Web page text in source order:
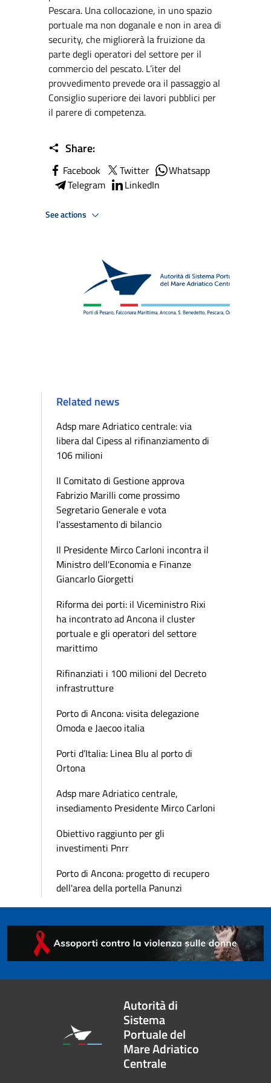
Pescara. Una collocazione, in uno spazio
portuale ma non doganale e non in area di
security, che migliorerà la fruizione da
parte degli operatori del settore per il
commercio del pescato. L’iter del
provvedimento prevede ora il passaggio al
Consiglio superiore dei lavori pubblici per
il parere di competenza.
Share:
Facebook Twitter
Whatsapp
Telegram
LinkedIn
See actions
Related news
Adsp mare Adriatico centrale: via
libera dal Cipess al rifinanziamento di
106 milioni
Il Comitato di Gestione approva
Fabrizio Marilli come prossimo
Segretario Generale e vota
l'assestamento di bilancio
Il Presidente Mirco Carloni incontra il
Ministro dell'Economia e Finanze
Giancarlo Giorgetti
Riforma dei porti: il Viceministro Rixi
ha incontrato ad Ancona il cluster
portuale e gli operatori del settore
marittimo
Rifinanziati i 100 milioni del Decreto
infrastrutture
Porto di Ancona: visita delegazione
Omoda e Jaecoo italia
Porti d’Italia: Linea Blu al porto di
Ortona
Adsp mare Adriatico centrale,
insediamento Presidente Mirco Carloni
Obiettivo raggiunto per gli
investimenti Pnrr
Porto di Ancona: progetto di recupero
dell'area della portella Panunzi
Autorità di
Sistema
Portuale del
Mare Adriatico
Centrale